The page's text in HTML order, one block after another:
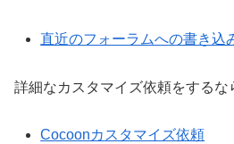
直近のフォーラムへの書き込
詳細なカスタマイズ依頼をするな
Cocoonカスタマイズ依頼